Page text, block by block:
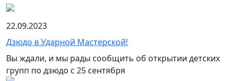
22.09.2023
Дзюдо в Ударной Мастерской!
Вы ждали, и мы рады сообщить об открытии детских
групп по дзюдо с 25 сентября